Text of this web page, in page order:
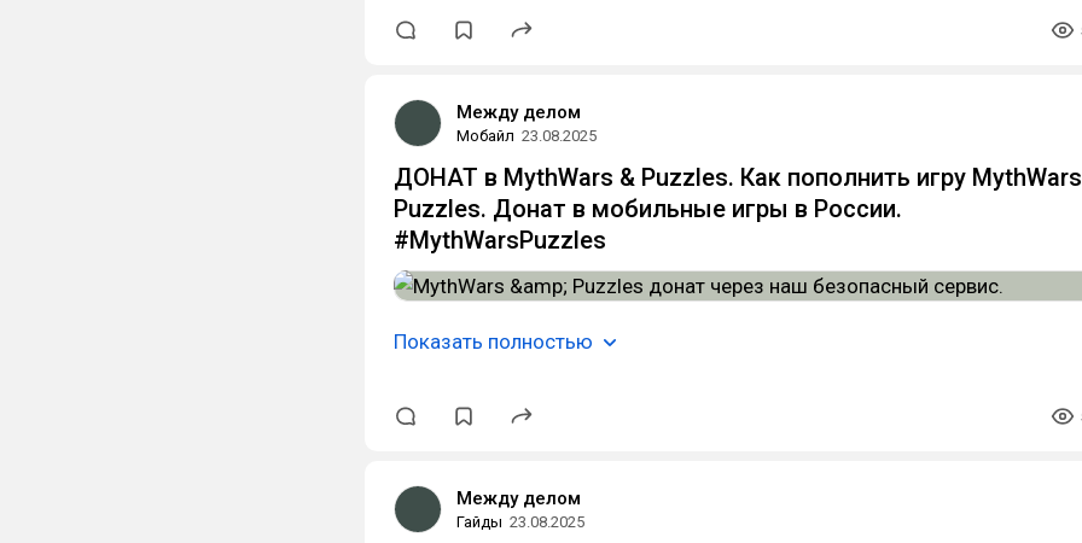
Между делом
Мобайл 23.08.2025
ДОНАТ в MythWars & Puzzles. Как пополнить игру
Puzzles. Донат в мобильные игры в России.
#MythWarsPuzzles
Показать полностью
Между делом
Гайды 23.08.2025